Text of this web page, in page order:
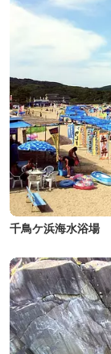
千鳥ケ浜海水浴場